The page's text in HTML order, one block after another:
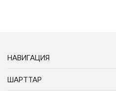
НАВИГАЦИЯ
ШАРТТАР